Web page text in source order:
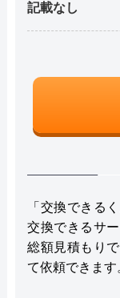
記載なし
「交換できる
交換できるサ
総額見積もり
て依頼できます